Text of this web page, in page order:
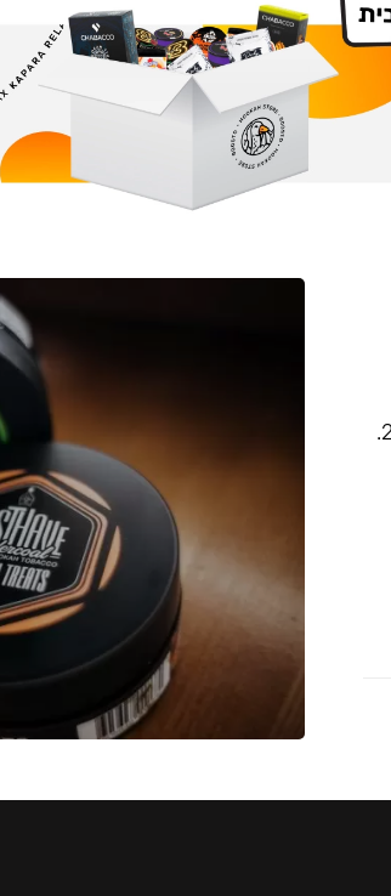
חברת Musthave היא אחת מחברות הטבק הפופולריות ביותר של 2019-2020.